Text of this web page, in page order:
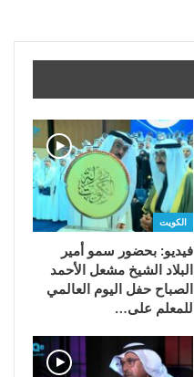
الكويت
فيديو: بحضور سمو أمير
البلاد الشيخ مشعل الأحمد
الصباح حفل اليوم العالمي
للمعلم على…